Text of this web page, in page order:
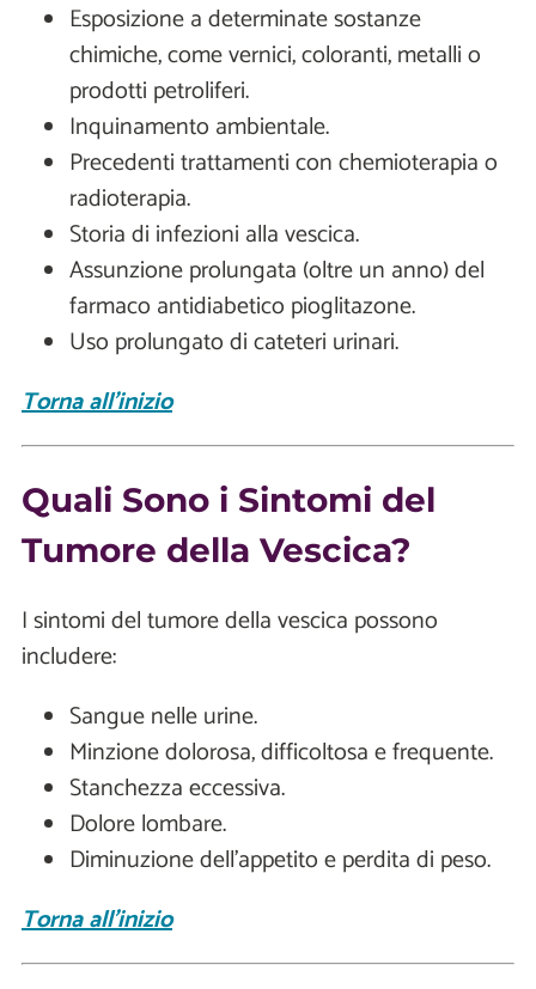
Esposizione a determinate sostanze
chimiche, come vernici, coloranti, metalli o
prodotti petroliferi.
Inquinamento ambientale.
Precedenti trattamenti con chemioterapia o
radioterapia.
Storia di infezioni alla vescica.
Assunzione prolungata (oltre un anno) del
farmaco antidiabetico pioglitazone.
Uso prolungato di cateteri urinari.
Torna all'inizio
Quali Sono i Sintomi del
Tumore della Vescica?
I sintomi del tumore della vescica possono
includere:
Sangue nelle urine.
Minzione dolorosa, difficoltosa e frequente.
Stanchezza eccessiva.
Dolore lombare.
Diminuzione dell’appetito e perdita di peso.
Torna all'inizio